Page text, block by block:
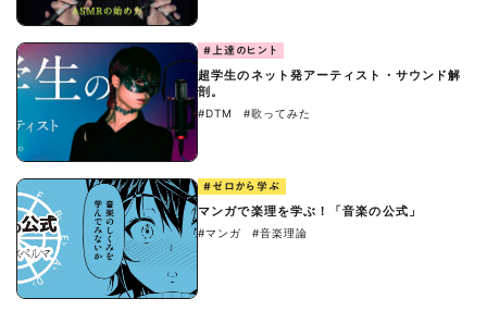
#上達のヒント
超学生のネット発アーティスト・サウンド解
剖。
#DTM #歌ってみた
#ゼロから学ぶ
マンガで楽理を学ぶ！「音楽の公式」
#マンガ #音楽理論